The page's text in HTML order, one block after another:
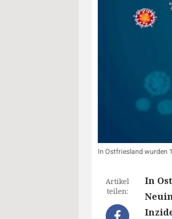
In Ostfriesland wurden
Artikel
teilen:
In